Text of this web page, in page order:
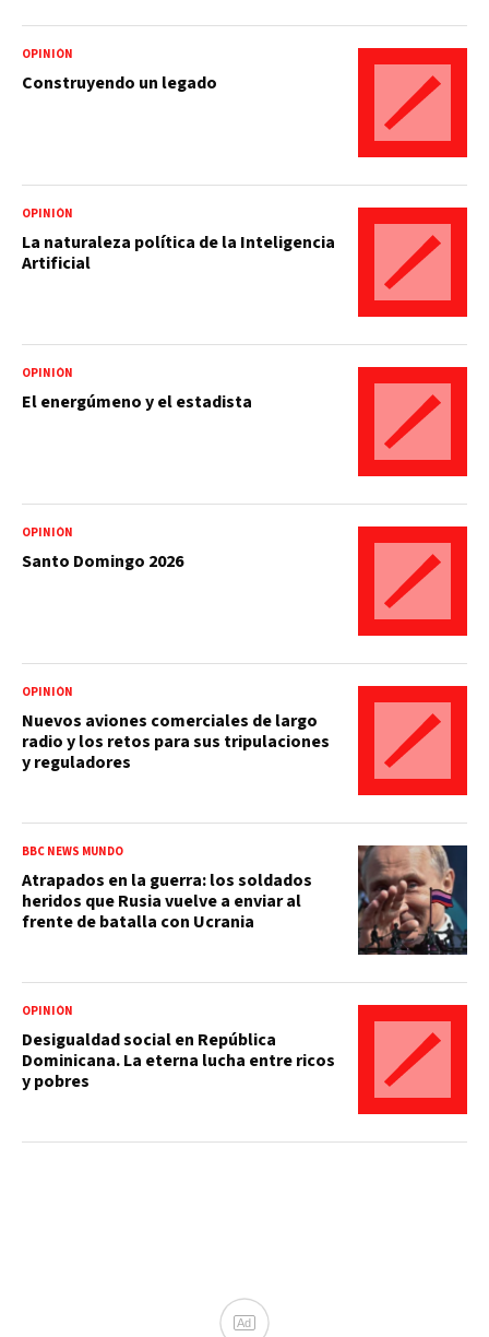
OPINIÓN
Construyendo un legado
OPINIÓN
La naturaleza política de la Inteligencia
Artificial
OPINIÓN
El energúmeno y el estadista
OPINIÓN
Santo Domingo 2026
OPINIÓN
Nuevos aviones comerciales de largo
radio y los retos para sus tripulaciones
y reguladores
BBC NEWS MUNDO
Atrapados en la guerra: los soldados
heridos que Rusia vuelve a enviar al
frente de batalla con Ucrania
OPINIÓN
Desigualdad social en República
Dominicana. La eterna lucha entre ricos
y pobres
Ad